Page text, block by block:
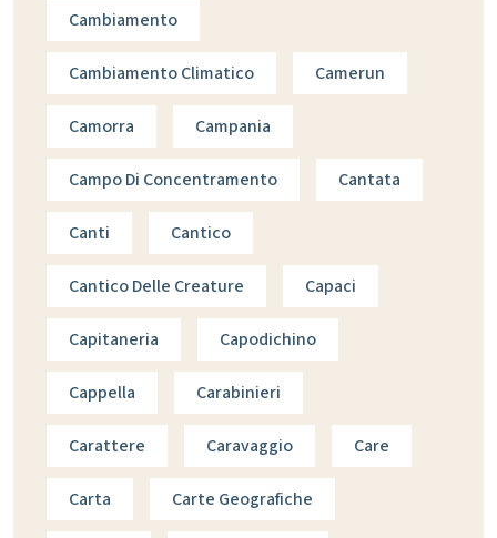
Cambiamento
Cambiamento Climatico Camerun
Camorra Campania
Campo Di Concentramento Cantata
Canti Cantico
Cantico Delle Creature Capaci
Capitaneria Capodichino
Cappella Carabinieri
Carattere Caravaggio Care
Carta Carte Geografiche